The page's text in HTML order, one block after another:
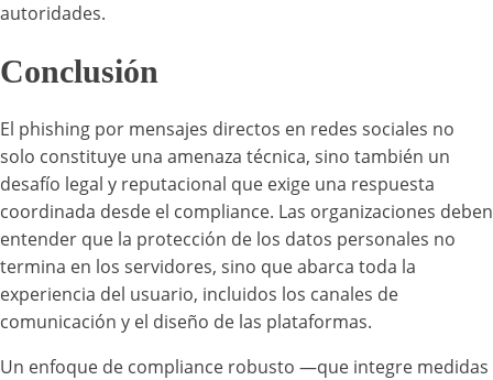
autoridades.
Conclusión
El phishing por mensajes directos en redes sociales no
solo constituye una amenaza técnica, sino también un
desafío legal y reputacional que exige una respuesta
coordinada desde el compliance. Las organizaciones deben
entender que la protección de los datos personales no
termina en los servidores, sino que abarca toda la
experiencia del usuario, incluidos los canales de
comunicación y el diseño de las plataformas.
Un enfoque de compliance robusto —que integre medidas